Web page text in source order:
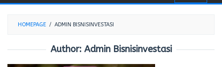
HOMEPAGE / ADMIN BISNISINVESTASI
Author: Admin Bisnisinvestasi